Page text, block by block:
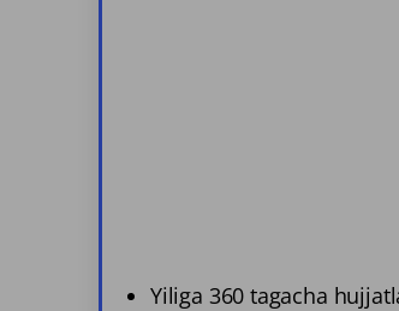
Yiliga 360 tagacha